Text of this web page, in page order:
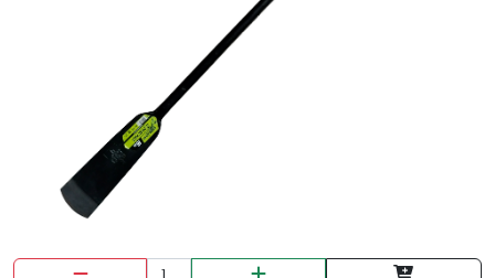
DISCO TRONZADORA DE 14" MACHO